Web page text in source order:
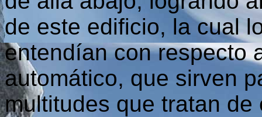
de este edificio, la cual
entendían con respecto
automático, que sirven
multitudes que tratan